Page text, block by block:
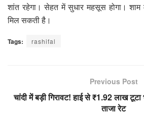
शांत रहेगा। सेहत में सुधार महसूस होगा।
मिल सकती है।
Tags: rashifal
Previous Post
चांदी में बड़ी गिरावट! हाई से ₹1.92 लाख टूटा
ताजा रेट